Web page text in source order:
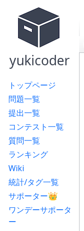
yukicoder
トップページ
問題一覧
提出一覧
コンテスト一覧
質問一覧
ランキング
Wiki
統計/タグ一覧
サポーター👑
ワンデーサポータ
ー